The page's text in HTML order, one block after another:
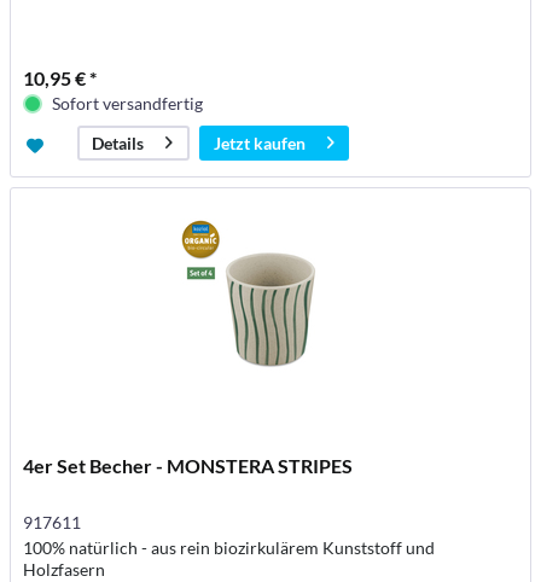
10,95 € *
Sofort versandfertig
Details
Jetzt kaufen
4er Set Becher - MONSTERA STRIPES
917611
100% natürlich - aus rein biozirkulärem Kunststoff und
Holzfasern